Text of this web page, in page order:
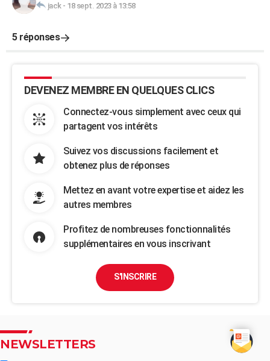
jack- 18 sept. 2023 à 13:58
5 réponses
DEVENEZ MEMBRE EN QUELQUES CLICS
Connectez-vous simplement avec ceux qui
partagent vos intérêts
Suivez vos discussions facilement et
obtenez plus de réponses
Mettez en avant votre expertise et aidez les
autres membres
Profitez de nombreuses fonctionnalités
supplémentaires en vous inscrivant
S'INSCRIRE
NEWSLETTERS